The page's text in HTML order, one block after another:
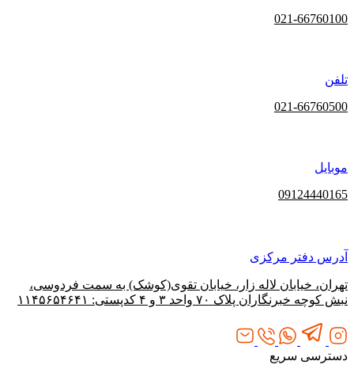
021-66760100
تلفن
021-66760500
موبایل
09124440165
آدرس دفتر مرکزی
تهران، خیابان لاله‌ زار، خیابان تقوی(کوشک) به سمت فردوسی،
نبش کوچه خبرنگاران پلاک ۷۰ واحد ۳ و ۴ کدپستی: ۱۱۴۵۶۵۴۶۴۱
دسترسی سریع